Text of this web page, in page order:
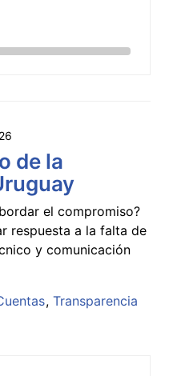
de la
el compromiso?
respuesta a la falta de
y comunicación
Transparencia